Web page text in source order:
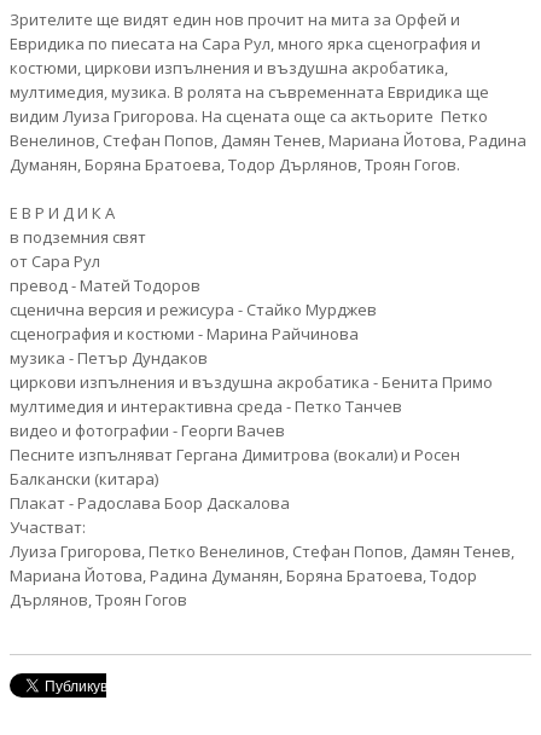
Зрителите ще видят един нов прочит на мита за Орфей и
Евридика по пиесата на Сара Рул, много ярка сценография и
костюми, циркови изпълнения и въздушна акробатика,
мултимедия, музика. В ролята на съвременната Евридика ще
видим Луиза Григорова. На сцената още са актьорите Петко
Венелинов, Стефан Попов, Дамян Тенев, Мариана Йотова, Радина
Думанян, Боряна Братоева, Тодор Дърлянов, Троян Гогов.
Е В Р И Д И К А
в подземния свят
от Сара Рул
превод - Матей Тодоров
сценична версия и режисура - Стайко Мурджев
сценография и костюми - Марина Райчинова
музика - Петър Дундаков
циркови изпълнения и въздушна акробатика - Бенита Примо
мултимедия и интерактивна среда - Петко Танчев
видео и фотографии - Георги Вачев
Песните изпълняват Гергана Димитрова (вокали) и Росен
Балкански (китара)
Плакат - Радослава Боор Даскалова
Участват:
Луиза Григорова, Петко Венелинов, Стефан Попов, Дамян Тенев,
Мариана Йотова, Радина Думанян, Боряна Братоева, Тодор
Дърлянов, Троян Гогов